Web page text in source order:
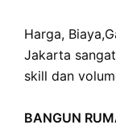
Harga, Biaya,
Jakarta
skill dan
BANGUN